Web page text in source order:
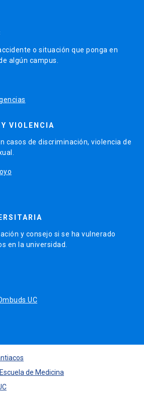
o situación que ponga en
algún campus.
VIOLENCIA
casos de discriminación, violencia de
y consejo si se ha vulnerado
en la universidad.
UC
Escuela de Medicina